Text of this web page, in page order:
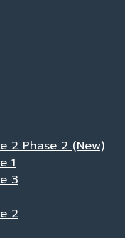
2 Phase 2 (New)
1
3
2